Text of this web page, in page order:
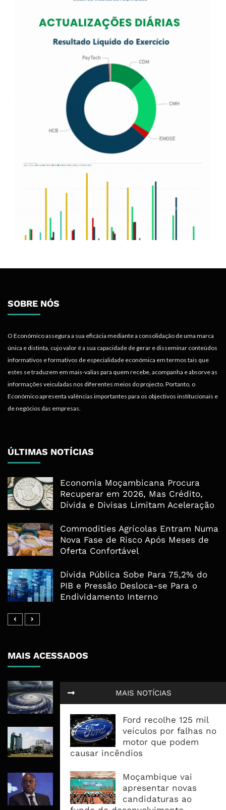
MAIS NOTÍCIAS
Ford recolhe 125 mil
veículos por falhas no
motor que podem
causar incêndios
Moçambique vai
apresentar novas
candidaturas ao
SOBRE NÓS
O Económico assegura a sua eficácia mediante a consolidação de uma marca
única e distinta, cujo valor é a sua capacidade de gerar e disseminar conteúdos
informativos e formativos de especialidade económica em termos tais que
estes se traduzem em mais-valias para quem recebe, acompanha e absorve as
informações veiculadas nos diferentes meios do projecto. Portanto, o
Económico apresenta valências importantes para os objectivos institucionais e
de negócios das empresas.
ÚLTIMAS NOTÍCIAS
Economia Moçambicana Procura
Recuperar em 2026, Mas Crédito,
Dívida e Divisas Limitam Aceleração
Commodities Agrícolas Entram Numa
Nova Fase de Risco Após Meses de
Oferta Confortável
Dívida Pública Sobe Para 75,2% do
PIB e Pressão Desloca-se Para o
Endividamento Interno
MAIS ACESSADOS
Tempestade Tropical GEZANI Poderá
Afectar Mais De Um Milhão De
Governo admite nova operadora
para a Mozal após suspensão das
operações
CEO do Standard Bank pede ao
Governo que “saia do caminho” e
facilite os negócios